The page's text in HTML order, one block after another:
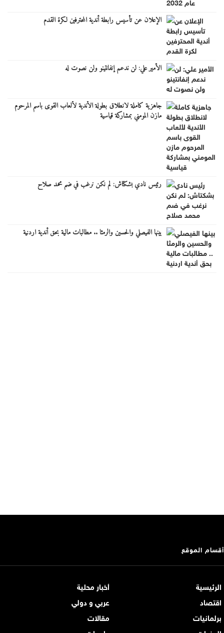
الإعلان عن تأسيس رابطة أندية المحترفين لكرة القدم
الأمير علي: لن ندعم إنفانتينو ولن نصوت له
جاهزية كاملة لانطلاق بطولة الأندية لألعاب القوى باسم المرحوم
مازن المومني بمشاركة قياسية
رئيس نادي بشكتاش: لم نكن نرغب في ضم محمد صلاح
بينها الفيصلي والحسين والرمثا .. مطالبات مالية بحق أندية اردنية
أقسام الموقع
الرئيسية
أخبار محلية
اقتصاد
عربي و دولي
برلمانيات
مقالات